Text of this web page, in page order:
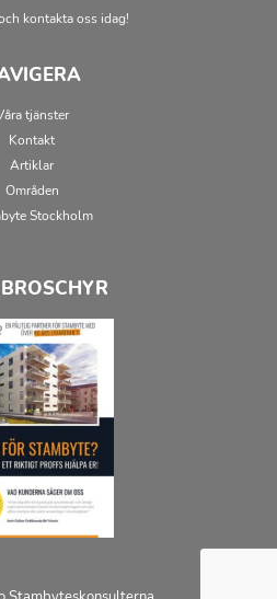
kontakta oss idag!
tjänster
Kontakt
Artiklar
Områden
Stockholm